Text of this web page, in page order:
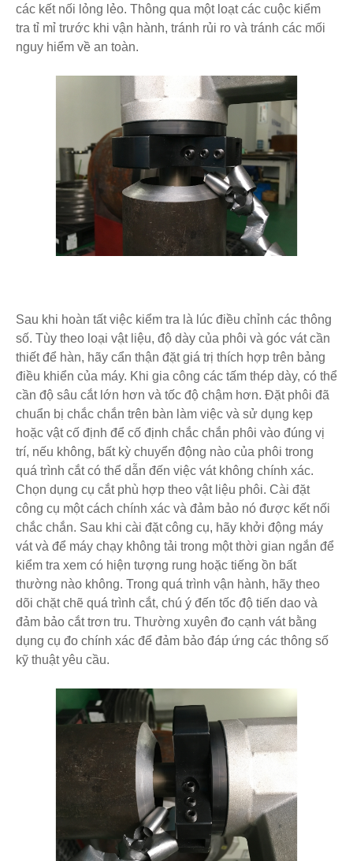
các kết nối lỏng lẻo. Thông qua một loạt các cuộc kiểm
tra tỉ mỉ trước khi vận hành, tránh rủi ro và tránh các mối
nguy hiểm về an toàn.
Sau khi hoàn tất việc kiểm tra là lúc điều chỉnh các thông
số. Tùy theo loại vật liệu, độ dày của phôi và góc vát cần
thiết để hàn, hãy cẩn thận đặt giá trị thích hợp trên bảng
điều khiển của máy. Khi gia công các tấm thép dày, có thể
cần độ sâu cắt lớn hơn và tốc độ chậm hơn. Đặt phôi đã
chuẩn bị chắc chắn trên bàn làm việc và sử dụng kẹp
hoặc vật cố định để cố định chắc chắn phôi vào đúng vị
trí, nếu không, bất kỳ chuyển động nào của phôi trong
quá trình cắt có thể dẫn đến việc vát không chính xác.
Chọn dụng cụ cắt phù hợp theo vật liệu phôi. Cài đặt
công cụ một cách chính xác và đảm bảo nó được kết nối
chắc chắn. Sau khi cài đặt công cụ, hãy khởi động máy
vát và để máy chạy không tải trong một thời gian ngắn để
kiểm tra xem có hiện tượng rung hoặc tiếng ồn bất
thường nào không. Trong quá trình vận hành, hãy theo
dõi chặt chẽ quá trình cắt, chú ý đến tốc độ tiến dao và
đảm bảo cắt trơn tru. Thường xuyên đo cạnh vát bằng
dụng cụ đo chính xác để đảm bảo đáp ứng các thông số
kỹ thuật yêu cầu.